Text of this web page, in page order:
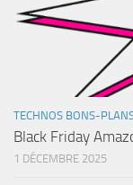
TECHNOS BONS-
Black Friday
1 DÉCEMBRE 2025